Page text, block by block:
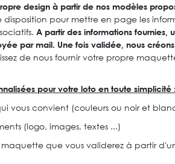
design à partir de nos modèles
pour mettre en page les
A partir des informations fournies,
par mail. Une fois validée, nous
de nous fournir votre propre
pour votre loto en toute simplicité :
vous convient (couleurs ou noir et
(logo, images, textes ...)
maquette que vous validerez à partir